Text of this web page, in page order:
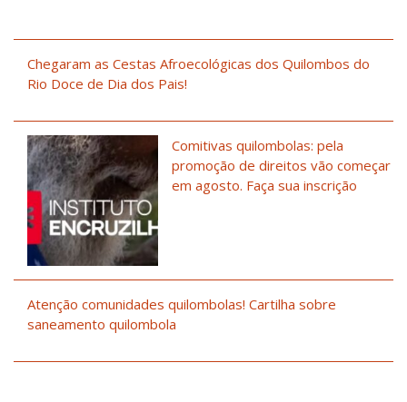
Chegaram as Cestas Afroecológicas dos Quilombos do
Rio Doce de Dia dos Pais!
Comitivas quilombolas: pela
promoção de direitos vão começar
em agosto. Faça sua inscrição
Atenção comunidades quilombolas! Cartilha sobre
saneamento quilombola